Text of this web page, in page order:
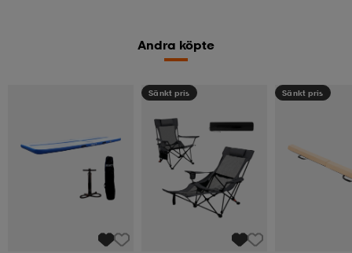
Andra köpte
Sänkt pris Sänkt pris